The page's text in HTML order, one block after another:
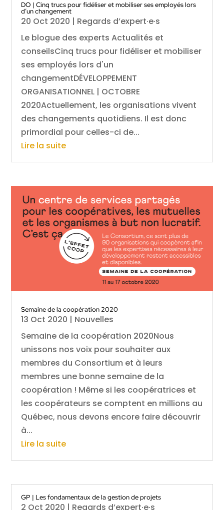
DO | Cinq trucs pour fidéliser et mobiliser ses employés lors
d’un changement
20 Oct 2020 | Regards d’expert·e·s
Le blogue des experts Actualités et
conseilsCinq trucs pour fidéliser et mobiliser
ses employés lors d'un
changementDÉVELOPPEMENT
ORGANISATIONNEL | OCTOBRE
2020Actuellement, les organisations vivent
des changements quotidiens. Il est donc
primordial pour celles-ci de...
Lire la suite
Semaine de la coopération 2020
13 Oct 2020 | Nouvelles
Semaine de la coopération 2020Nous
unissons nos voix pour souhaiter aux
membres du Consortium et à leurs
membres une bonne semaine de la
coopération ! Même si les coopératrices et
les coopérateurs se comptent en millions au
Québec, nous devons encore faire découvrir
à...
Lire la suite
GP | Les fondamentaux de la gestion de projets
2 Oct 2020 | Regards d’expert·e·s